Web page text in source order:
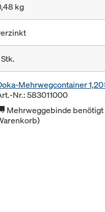
kg
Stk.
Mehrwegcontainer
Nr.: 583011000
Mehrweggebinde